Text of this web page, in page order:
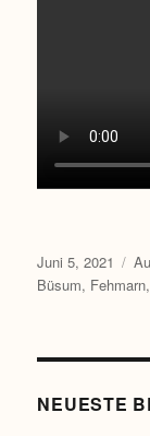
Veröffentlicht
am
Juni 5, 2021
Büsum, Fehmarn,
NEUESTE